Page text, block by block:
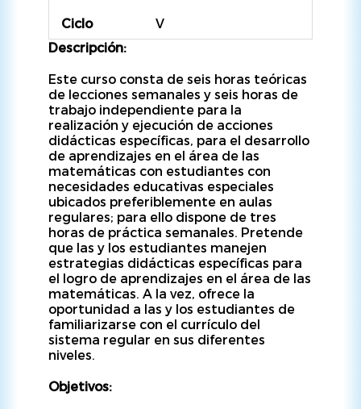
Ciclo
V
Descripción:
Este curso consta de seis horas teóricas
de lecciones semanales y seis horas de
trabajo independiente para la
realización y ejecución de acciones
didácticas específicas, para el desarrollo
de aprendizajes en el área de las
matemáticas con estudiantes con
necesidades educativas especiales
ubicados preferiblemente en aulas
regulares; para ello dispone de tres
horas de práctica semanales. Pretende
que las y los estudiantes manejen
estrategias didácticas específicas para
el logro de aprendizajes en el área de las
matemáticas. A la vez, ofrece la
oportunidad a las y los estudiantes de
familiarizarse con el currículo del
sistema regular en sus diferentes
niveles.
Objetivos: